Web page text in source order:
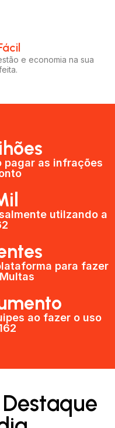
e economia na sua
pagar as infrações
utilzando a
para fazer
ao fazer o uso